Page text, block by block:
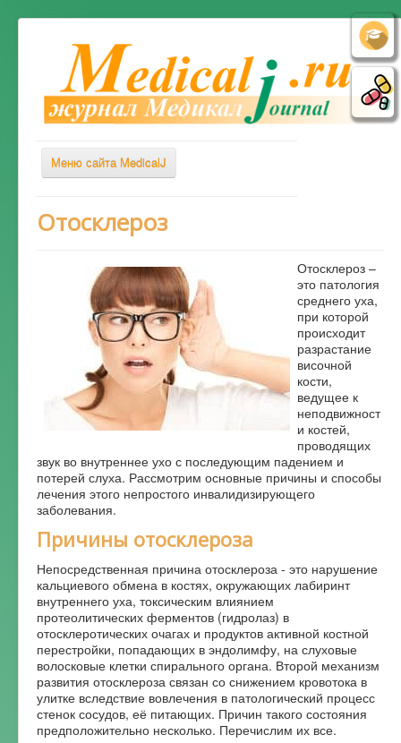
Меню сайта MedicalJ
Весь Медикал
Заболевания
Диагностика
Лечение
Советы врача
Альтернативная медицина
Форум
Отосклероз
Отосклероз –
это патология
среднего уха,
при которой
происходит
разрастание
височной
кости,
ведущее к
неподвижност
и костей,
проводящих
звук во внутреннее ухо с последующим падением и
потерей слуха. Рассмотрим основные причины и способы
лечения этого непростого инвалидизирующего
заболевания.
Причины отосклероза
Непосредственная причина отосклероза - это нарушение
кальциевого обмена в костях, окружающих лабиринт
внутреннего уха, токсическим влиянием
протеолитических ферментов (гидролаз) в
отосклеротических очагах и продуктов активной костной
перестройки, попадающих в эндолимфу, на слуховые
волосковые клетки спирального органа. Второй механизм
развития отосклероза связан со снижением кровотока в
улитке вследствие вовлечения в патологический процесс
стенок сосудов, её питающих. Причин такого состояния
предположительно несколько. Перечислим их все.